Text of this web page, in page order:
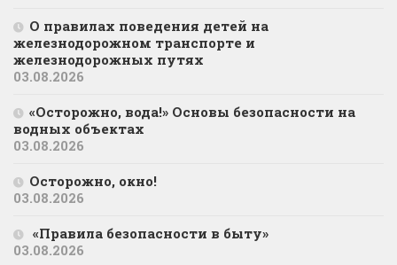
О правилах поведения детей на
железнодорожном транспорте и
железнодорожных путях
03.08.2026
«Осторожно, вода!» Основы безопасности на
водных объектах
03.08.2026
Осторожно, окно!
03.08.2026
«Правила безопасности в быту»
03.08.2026